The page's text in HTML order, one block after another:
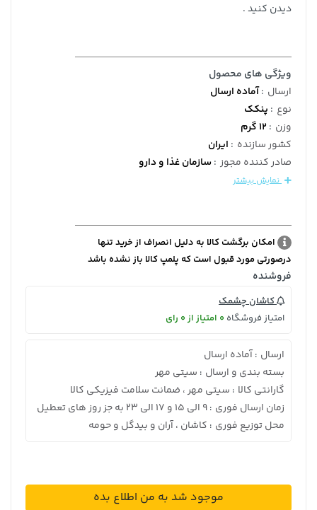
دیدن کنید .
ویژگی های محصول
ارسال :آماده ارسال
نوع : پنکک
وزن :12 گرم
کشور سازنده : ایران
صادر کننده مجوز :سازمان غذا و دارو
نمایش بیشتر
امکان برگشت کالا به دلیل انصراف از خرید تنها
درصورتی مورد قبول است که پلمپ کالا باز نشده باشد
فروشنده
کاشان چشمک
امتیاز فروشگاه 0 امتیاز از 0 رای
ارسال : آماده ارسال
بسته بندی و ارسال : سیتی مهر
گارانتی کالا : سیتی مهر ، ضمانت سلامت فیزیکی کالا
زمان ارسال فوری : 9 الی 15 و 17 الی 23 به جز روز های تعطیل
محل توزیع فوری : کاشان ، آران و بیدگل و حومه
موجود شد به من اطلاع بده